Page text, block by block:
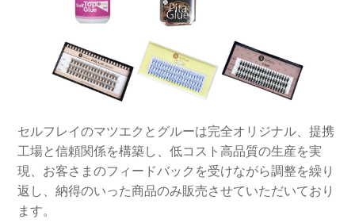
セルフレイのマツエクとグルーは完全オリジナル、提携
工場と信頼関係を構築し、低コスト高品質の生産を実
現、お客さまのフィードバックを受けながら調整を繰り
返し、納得のいった商品のみ販売させていただいており
ます。